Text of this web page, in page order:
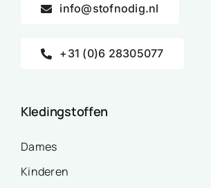
info@stofnodig.nl
+31 (0)6 28305077
Kledingstoffen
Dames
Kinderen